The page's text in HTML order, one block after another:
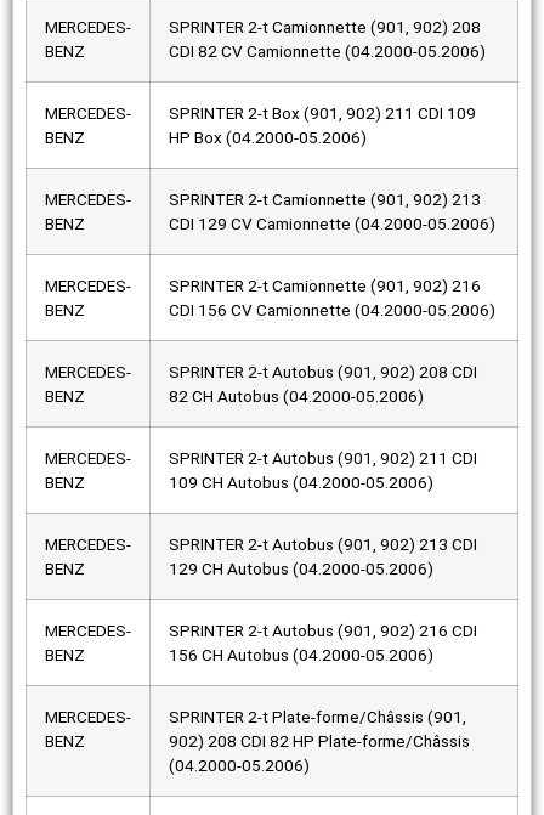
MERCEDES-
BENZ
SPRINTER 2-t Camionnette (901, 902) 208
CDI 82 CV Camionnette (04.2000-05.2006)
MERCEDES-
BENZ
SPRINTER 2-t Box (901, 902) 211 CDI 109
HP Box (04.2000-05.2006)
MERCEDES-
BENZ
SPRINTER 2-t Camionnette (901, 902) 213
CDI 129 CV Camionnette (04.2000-05.2006)
MERCEDES-
BENZ
SPRINTER 2-t Camionnette (901, 902) 216
CDI 156 CV Camionnette (04.2000-05.2006)
MERCEDES-
BENZ
SPRINTER 2-t Autobus (901, 902) 208 CDI
82 CH Autobus (04.2000-05.2006)
MERCEDES-
BENZ
SPRINTER 2-t Autobus (901, 902) 211 CDI
109 CH Autobus (04.2000-05.2006)
MERCEDES-
BENZ
SPRINTER 2-t Autobus (901, 902) 213 CDI
129 CH Autobus (04.2000-05.2006)
MERCEDES-
BENZ
SPRINTER 2-t Autobus (901, 902) 216 CDI
156 CH Autobus (04.2000-05.2006)
MERCEDES-
BENZ
SPRINTER 2-t Plate-forme/Châssis (901,
902) 208 CDI 82 HP Plate-forme/Châssis
(04.2000-05.2006)